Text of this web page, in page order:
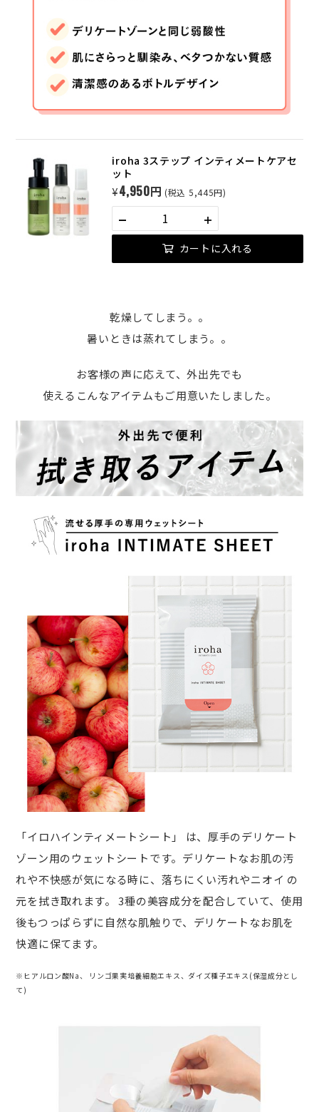
iroha 3ステップ インティメートケアセ
ット
¥4,950円 (税込 5,445円)
カートに入れる
乾燥してしまう。。
暑いときは蒸れてしまう。。
お客様の声に応えて、外出先でも
使えるこんなアイテムもご用意いたしました。
「イロハインティメートシート」 は、厚手のデリケート
ゾーン用のウェットシートです。デリケートなお肌の汚
れや不快感が気になる時に、落ちにくい汚れやニオイ の
元を拭き取れます。 3種の美容成分を配合していて、使用
後もつっぱらずに自然な肌触りで、デリケートなお肌を
快適に保てます。
※ヒアルロン酸Na、 リンゴ果実培養細胞エキス、ダイズ種子エキス(保湿成分とし
て)